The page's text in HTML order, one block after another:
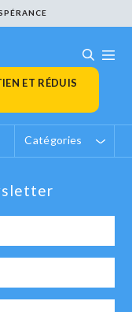
ET RÉDUIS
Catégories